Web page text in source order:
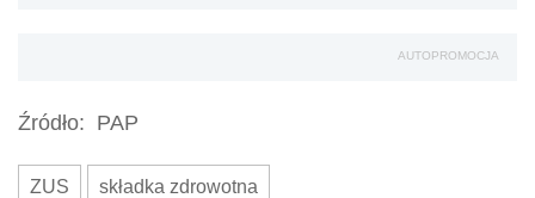
AUTOPROMOCJA
Źródło: PAP
ZUS składka zdrowotna